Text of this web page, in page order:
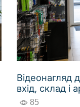
Відеонагляд
вхід, склад і
85